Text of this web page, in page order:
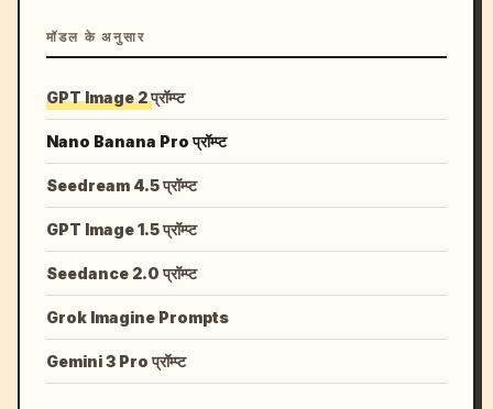
मॉडल के अनुसार
GPT Image 2 प्रॉम्प्ट
Nano Banana Pro प्रॉम्प्ट
Seedream 4.5 प्रॉम्प्ट
GPT Image 1.5 प्रॉम्प्ट
Seedance 2.0 प्रॉम्प्ट
Grok Imagine Prompts
Gemini 3 Pro प्रॉम्प्ट